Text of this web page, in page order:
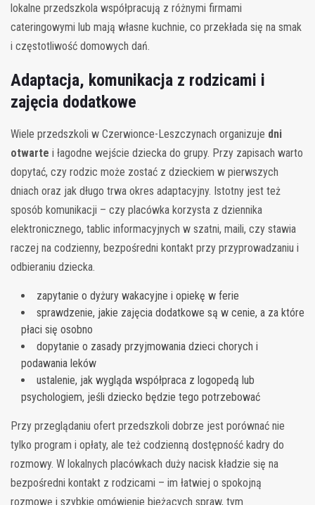
lokalne przedszkola współpracują z różnymi firmami
cateringowymi lub mają własne kuchnie, co przekłada się na smak
i częstotliwość domowych dań.
Adaptacja, komunikacja z rodzicami i
zajęcia dodatkowe
Wiele przedszkoli w Czerwionce-Leszczynach organizuje dni
otwarte i łagodne wejście dziecka do grupy. Przy zapisach warto
dopytać, czy rodzic może zostać z dzieckiem w pierwszych
dniach oraz jak długo trwa okres adaptacyjny. Istotny jest też
sposób komunikacji – czy placówka korzysta z dziennika
elektronicznego, tablic informacyjnych w szatni, maili, czy stawia
raczej na codzienny, bezpośredni kontakt przy przyprowadzaniu i
odbieraniu dziecka.
zapytanie o dyżury wakacyjne i opiekę w ferie
sprawdzenie, jakie zajęcia dodatkowe są w cenie, a za które
płaci się osobno
dopytanie o zasady przyjmowania dzieci chorych i
podawania leków
ustalenie, jak wygląda współpraca z logopedą lub
psychologiem, jeśli dziecko będzie tego potrzebować
Przy przeglądaniu ofert przedszkoli dobrze jest porównać nie
tylko program i opłaty, ale też codzienną dostępność kadry do
rozmowy. W lokalnych placówkach duży nacisk kładzie się na
bezpośredni kontakt z rodzicami – im łatwiej o spokojną
rozmowę i szybkie omówienie bieżących spraw, tym